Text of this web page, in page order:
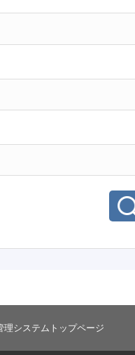
理システムトップページ